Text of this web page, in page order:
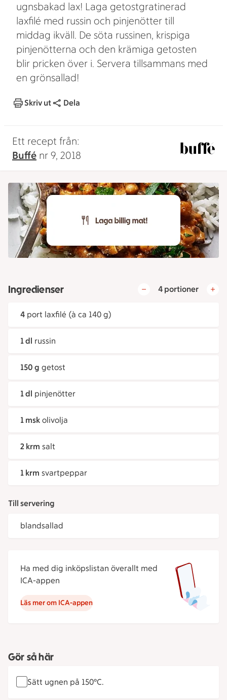
ugnsbakad lax! Laga getostgratinerad
laxfilé med russin och pinjenötter till
middag ikväll. De söta russinen, krispiga
pinjenötterna och den krämiga getosten
blir pricken över i. Servera tillsammans med
en grönsallad!
Skriv ut Dela
Ett recept från:
Buffé nr 9, 2018
Ingredienser 4 portioner
4 port laxfilé (à ca 140 g)
1 dl russin
150 g getost
1 dl pinjenötter
1 msk olivolja
2 krm salt
1 krm svartpeppar
Till servering
blandsallad
Ha med dig inköpslistan överallt med
ICA-appen
Läs mer om ICA-appen
Gör så här
Sätt ugnen på 150°C.